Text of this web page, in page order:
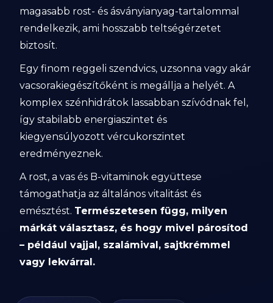
magasabb rost- és ásványianyag-tartalommal
rendelkezik, ami hosszabb teltségérzetet
biztosít.
Egy finom reggeli szendvics, uzsonna vagy akár
vacsorakiegészítőként is megállja a helyét. A
komplex szénhidrátok lassabban szívódnak fel,
így stabilabb energiaszintet és
kiegyensúlyozott vércukorszintet
eredményeznek.
A rost, a vas és B-vitaminok együttese
támogathatja az általános vitalitást és
emésztést. Természetesen függ, milyen
márkát választasz, és hogy mivel párosítod
– például vajjal, szalámival, sajtkrémmel
vagy lekvárral.